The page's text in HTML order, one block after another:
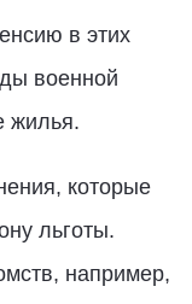
в этих
военной
жилья.
которые
льготы.
например,